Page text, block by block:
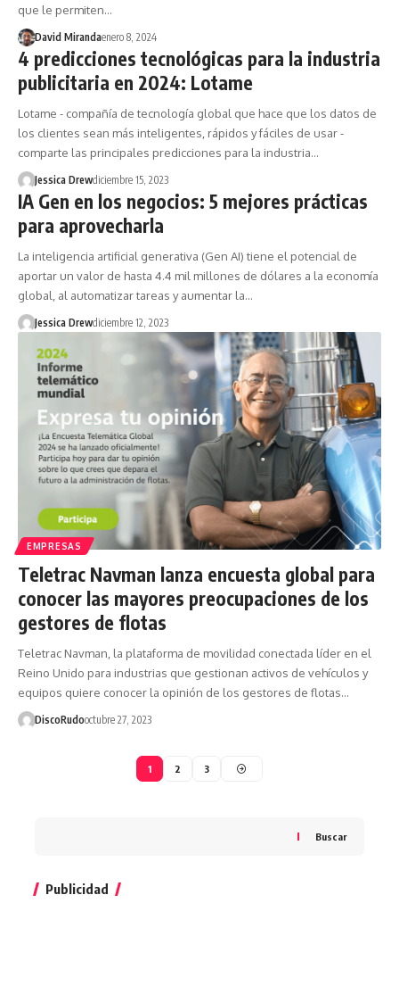
que le permiten…
David Mirandaenero 8, 2024
4 predicciones tecnológicas para la industria
publicitaria en 2024: Lotame
Lotame - compañía de tecnología global que hace que los datos de
los clientes sean más inteligentes, rápidos y fáciles de usar -
comparte las principales predicciones para la industria…
Jessica Drewdiciembre 15, 2023
IA Gen en los negocios: 5 mejores prácticas
para aprovecharla
La inteligencia artificial generativa (Gen AI) tiene el potencial de
aportar un valor de hasta 4.4 mil millones de dólares a la economía
global, al automatizar tareas y aumentar la…
Jessica Drewdiciembre 12, 2023
EMPRESAS
Teletrac Navman lanza encuesta global para
conocer las mayores preocupaciones de los
gestores de flotas
Teletrac Navman, la plataforma de movilidad conectada líder en el
Reino Unido para industrias que gestionan activos de vehículos y
equipos quiere conocer la opinión de los gestores de flotas…
DiscoRudooctubre 27, 2023
1 2 3
Buscar
Publicidad